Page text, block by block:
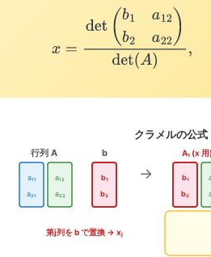
b1 a12b2a 22)det
クラメルの公
行列 A
a₁₁
a₂₁
a₁₂
a₂₂
b
b₁
b₂
→
A₁ (x 用)
b₁
b₂
第j列を b で置換 → xⱼ